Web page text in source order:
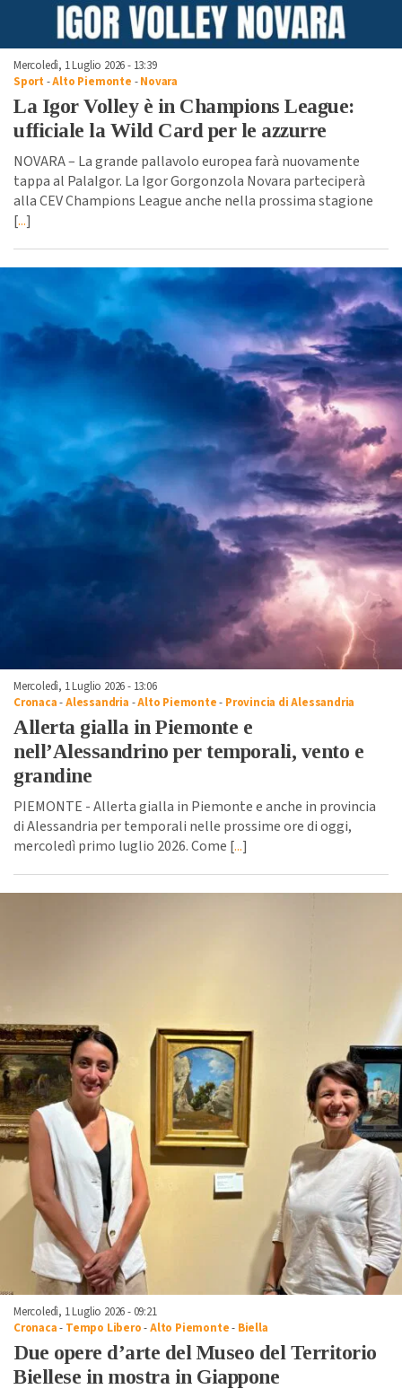
Mercoledì, 1 Luglio 2026 - 13:39
Sport -Alto Piemonte -Novara
La Igor Volley è in Champions League:
ufficiale la Wild Card per le azzurre
NOVARA – La grande pallavolo europea farà nuovamente
tappa al PalaIgor. La Igor Gorgonzola Novara parteciperà
alla CEV Champions League anche nella prossima stagione
[...]
Mercoledì, 1 Luglio 2026 - 13:06
Cronaca-Alessandria -Alto Piemonte- Provincia di Alessandria
Allerta gialla in Piemonte e
nell’Alessandrino per temporali, vento e
grandine
PIEMONTE - Allerta gialla in Piemonte e anche in provincia
di Alessandria per temporali nelle prossime ore di oggi,
mercoledì primo luglio 2026. Come [...]
Mercoledì, 1 Luglio 2026 - 09:21
Cronaca- Tempo Libero-Alto Piemonte- Biella
Due opere d’arte del Museo del Territorio
Biellese in mostra in Giappone